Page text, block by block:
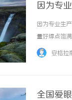
因为专
锌丝、
因为专业生
量好焊点饱
安格拉
全国爱